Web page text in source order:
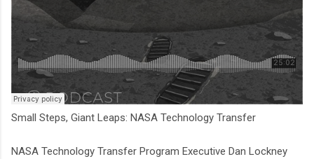
Small Steps, Giant Leaps: NASA Technology Transfer
NASA Technology Transfer Program Executive Dan Lockney